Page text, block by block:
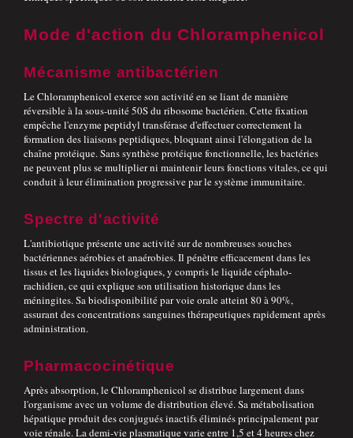
Mode d'action du Chloramphenicol
Mécanisme antibactérien
Le Chloramphenicol exerce son activité en se liant de manière
réversible à la sous-unité 50S du ribosome bactérien. Cette fixation
empêche l'enzyme peptidyl transférase d'effectuer correctement la
formation des liaisons peptidiques, bloquant ainsi l'élongation de la
chaîne protéique. Sans synthèse protéique fonctionnelle, les bactéries
ne peuvent plus se multiplier ni maintenir leurs fonctions vitales, ce qui
conduit à leur élimination progressive par le système immunitaire.
Spectre d'activité
L'antibiotique présente une activité sur de nombreuses souches
bactériennes aérobies et anaérobies. Il pénètre efficacement dans les
tissus et les liquides biologiques, y compris le liquide céphalo-
rachidien, ce qui explique son utilisation historique dans les
méningites. Sa biodisponibilité par voie orale atteint 80 à 90%,
assurant des concentrations sanguines thérapeutiques rapidement après
administration.
Pharmacocinétique
Après absorption, le Chloramphenicol se distribue largement dans
l'organisme avec un volume de distribution élevé. Sa métabolisation
hépatique produit des conjugués inactifs éliminés principalement par
voie rénale. La demi-vie plasmatique varie entre 1,5 et 4 heures chez